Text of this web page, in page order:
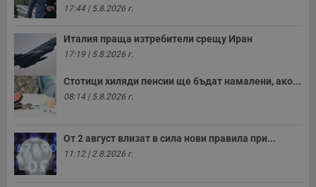
17:44 | 5.8.2026 г.
Италия праща изтребители срещу Иран
17:19 | 5.8.2026 г.
Стотици хиляди пенсии ще бъдат намалени, ако...
08:14 | 5.8.2026 г.
От 2 август влизат в сила нови правила при...
11:12 | 2.8.2026 г.